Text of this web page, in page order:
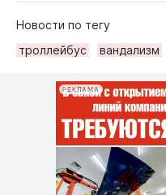
Новости по тегу
троллейбус
вандализм
РЕКЛАМА